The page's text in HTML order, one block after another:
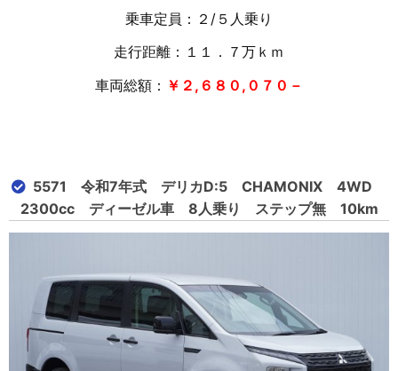
乗車定員：２/５人乗り
走行距離：１１．７万 ｋｍ
車両総額： ￥２,６８０,０７０－
5571 令和7年式 デリカD:5 CHAMONIX 4WD
2300cc ディーゼル車 8人乗り ステップ無 10km